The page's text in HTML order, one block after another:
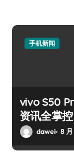
手机新闻
vivo S50
资讯全掌控
dawei 8